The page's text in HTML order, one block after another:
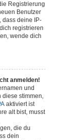
Registrierung
Benutzer
dass deine IP-
registrieren
wende dich
anmelden!
und
diese stimmen,
aktiviert ist
alt bist, musst
die du
dein